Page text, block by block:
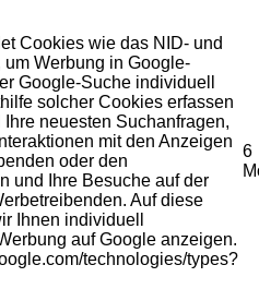
Cookies wie das NID- und
Werbung in Google-
Google-Suche individuell
solcher Cookies erfassen
neuesten Suchanfragen,
mit den Anzeigen
oder den
und Ihre Besuche auf der
Auf diese
Ihnen individuell
auf Google anzeigen.
technologies/types?
6